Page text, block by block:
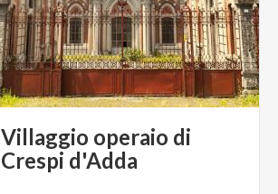
Villaggio operaio di
Crespi d'Adda